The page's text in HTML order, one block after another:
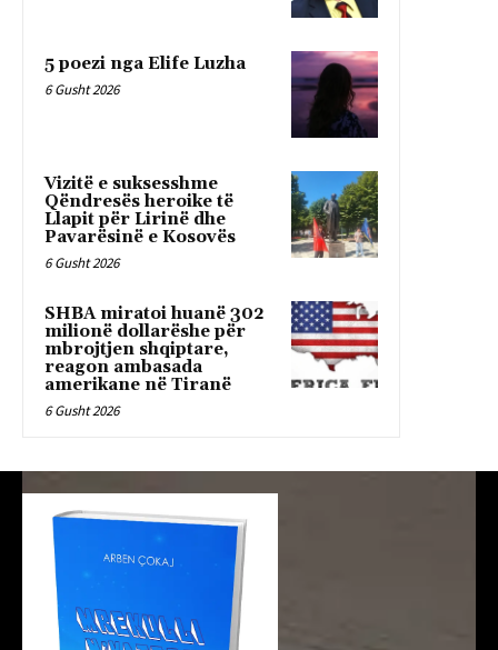
5 poezi nga Elife Luzha
6 Gusht 2026
Vizitë e suksesshme
Qëndresës heroike të
Llapit për Lirinë dhe
Pavarësinë e Kosovës
6 Gusht 2026
SHBA miratoi huanë 302
milionë dollarëshe për
mbrojtjen shqiptare,
reagon ambasada
amerikane në Tiranë
6 Gusht 2026